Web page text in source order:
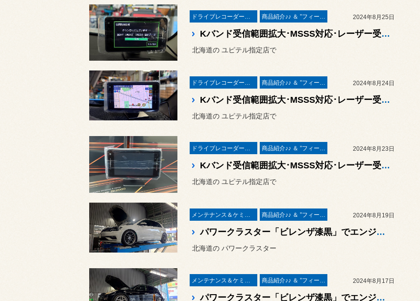
ドライブレコーダー＆レーダー取付 商品紹介♪♪ ＆ ”フィール”からのお知らせ。 2024年8月25日
Kバンド受信範囲拡大･MSSS対応･レーザー受光モデルの新商品☆ ユピテル レーザー＆レーダー探知機 指定店モデル「スーパーキャット ZK2000」の取付作業 ／ トヨタ ライズ
北海道の ユピテル指定店で
ドライブレコーダー＆レーダー取付 商品紹介♪♪ ＆ ”フィール”からのお知らせ。 2024年8月24日
Kバンド受信範囲拡大･MSSS対応･レーザー受光モデルの新商品☆ ユピテル レーザー＆レーダー探知機 指定店モデル「スーパーキャット ZK2000」の取付作業 ／ トヨタ GR86 ZN8
北海道の ユピテル指定店で
ドライブレコーダー＆レーダー取付 商品紹介♪♪ ＆ ”フィール”からのお知らせ。 2024年8月23日
Kバンド受信範囲拡大･MSSS対応･レーザー受光モデルの新商品☆ ユピテル レーザー＆レーダー探知機 指定店モデル「スーパーキャット ZK2000」が早速 大量に入荷しました
北海道の ユピテル指定店で
メンテナンス＆ケミカル 商品紹介♪♪ ＆ ”フィール”からのお知らせ。 2024年8月19日
パワークラスター「ビレンザ漆黒」でエンジンオイルの交換作業 ／ フォルクスワーゲン GOLF7 TSI
北海道の パワークラスター
メンテナンス＆ケミカル 商品紹介♪♪ ＆ ”フィール”からのお知らせ。 2024年8月17日
パワークラスター「ビレンザ漆黒」でエンジンオイルの交換作業 ／ 日産 スカイライン クロスオーバー